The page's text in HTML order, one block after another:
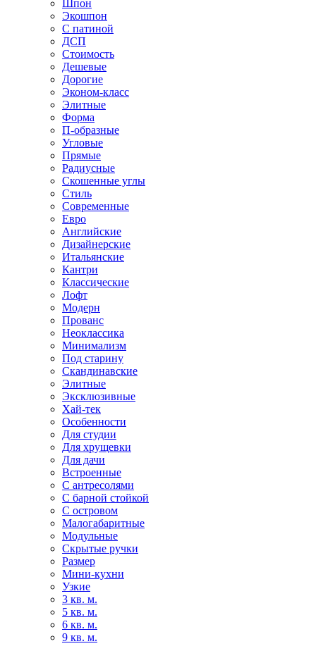
Шпон
Экошпон
С патиной
ДСП
Стоимость
Дешевые
Дорогие
Эконом-класс
Элитные
Форма
П-образные
Угловые
Прямые
Радиусные
Скошенные углы
Стиль
Современные
Евро
Английские
Дизайнерские
Итальянские
Кантри
Классические
Лофт
Модерн
Прованс
Неоклассика
Минимализм
Под старину
Скандинавские
Элитные
Эксклюзивные
Хай-тек
Особенности
Для студии
Для хрущевки
Для дачи
Встроенные
С антресолями
С барной стойкой
С островом
Малогабаритные
Модульные
Скрытые ручки
Размер
Мини-кухни
Узкие
3 кв. м.
5 кв. м.
6 кв. м.
9 кв. м.